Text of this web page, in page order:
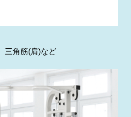
三角筋(肩)など